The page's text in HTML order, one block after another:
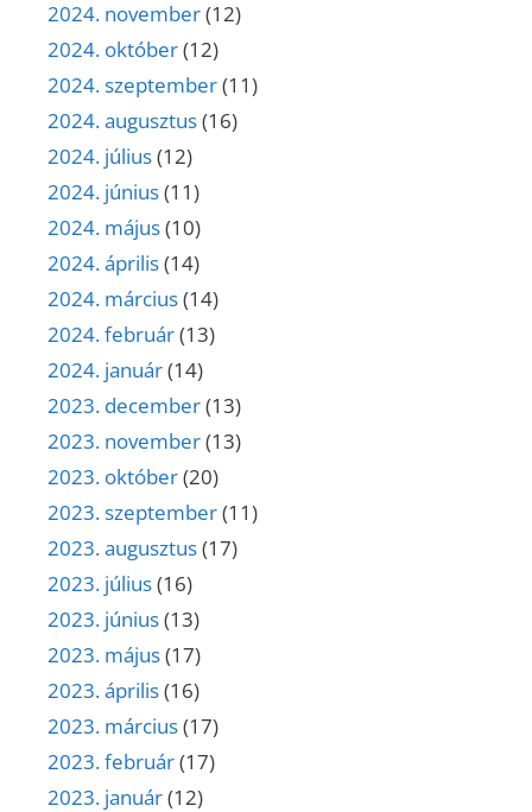
2024. november(12)
2024. október(12)
2024. szeptember(11)
2024. augusztus(16)
2024. július(12)
2024. június(11)
2024. május(10)
2024. április(14)
2024. március(14)
2024. február(13)
2024. január(14)
2023. december(13)
2023. november(13)
2023. október(20)
2023. szeptember(11)
2023. augusztus(17)
2023. július(16)
2023. június(13)
2023. május(17)
2023. április(16)
2023. március(17)
2023. február(17)
2023. január(12)